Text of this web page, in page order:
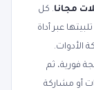
مجانا. كل
عبر أداة
الأدوات.
فورية، ثم
أو مشاركة